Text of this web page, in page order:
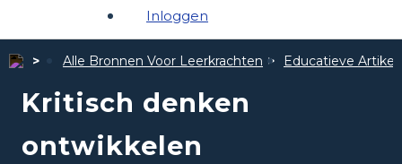
Inloggen
Alle Bronnen Voor Leerkrachten Educatieve
Kritisch denken
ontwikkelen